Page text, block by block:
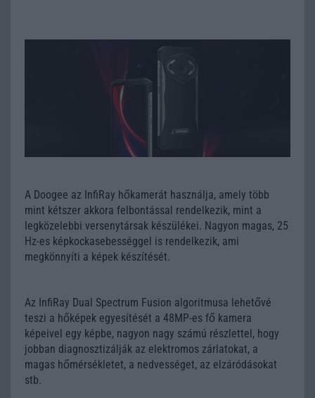
A Doogee az InfiRay hőkamerát használja, amely több
mint kétszer akkora felbontással rendelkezik, mint a
legközelebbi versenytársak készülékei. Nagyon magas, 25
Hz-es képkockasebességgel is rendelkezik, ami
megkönnyíti a képek készítését.
Az InfiRay Dual Spectrum Fusion algoritmusa lehetővé
teszi a hőképek egyesítését a 48MP-es fő kamera
képeivel egy képbe, nagyon nagy számú részlettel, hogy
jobban diagnosztizálják az elektromos zárlatokat, a
magas hőmérsékletet, a nedvességet, az elzáródásokat
stb.